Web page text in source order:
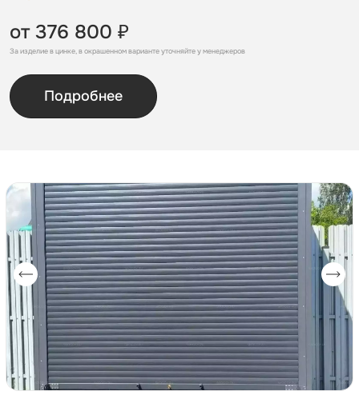
от 376 800 ₽
За изделие в цинке, в окрашенном варианте уточняйте у менеджеров
Подробнее